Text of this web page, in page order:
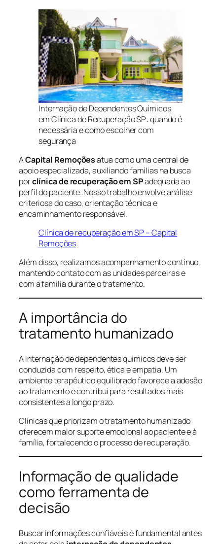
Internação de Dependentes Químicos
em Clínica de Recuperação SP: quando é
necessária e como escolher com
segurança
ACapital Remoçõesatua como uma central de
apoio especializada, auxiliando famílias na busca
porclínica de recuperação em SPadequada ao
perfil do paciente. Nosso trabalho envolve análise
criteriosa do caso, orientação técnica e
encaminhamento responsável.
Clínica de recuperação em SP – Capital
Remoções
Além disso, realizamos acompanhamento contínuo,
mantendo contato com as unidades parceiras e
com a família durante o tratamento.
A importância do
tratamento humanizado
A internação de dependentes químicos deve ser
conduzida com respeito, ética e empatia. Um
ambiente terapêutico equilibrado favorece a adesão
ao tratamento e contribui para resultados mais
consistentes a longo prazo.
Clínicas que priorizam o tratamento humanizado
oferecem maior suporte emocional ao paciente e à
família, fortalecendo o processo de recuperação.
Informação de qualidade
como ferramenta de
decisão
Buscar informações confiáveis é fundamental antes